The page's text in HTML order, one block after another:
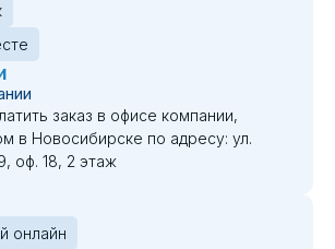
заказ в офисе компании,
в Новосибирске по адресу: ул.
оф. 18, 2 этаж
онлайн